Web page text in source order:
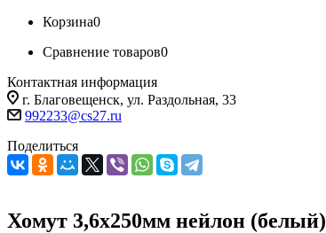
Корзина0
Сравнение товаров0
Контактная информация
г. Благовещенск, ул. Раздольная, 33
992233@cs27.ru
Поделиться
Хомут 3,6х250мм нейлон (белый)